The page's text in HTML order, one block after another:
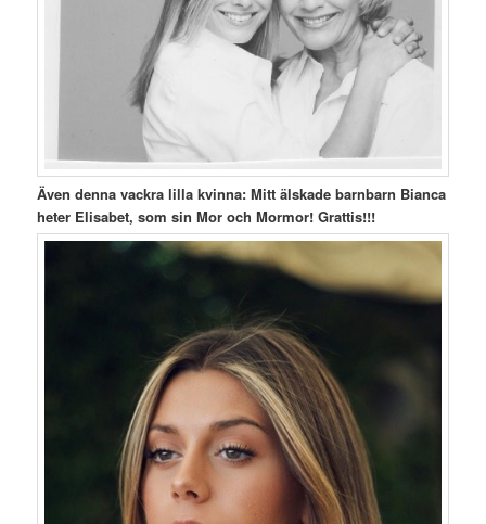
Även denna vackra lilla kvinna: Mitt älskade barnbarn Bianca
heter Elisabet, som sin Mor och Mormor! Grattis!!!